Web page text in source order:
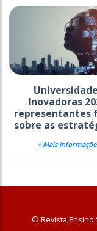
Inovadoras
representantes
sobre as
+ Mais
© Revista